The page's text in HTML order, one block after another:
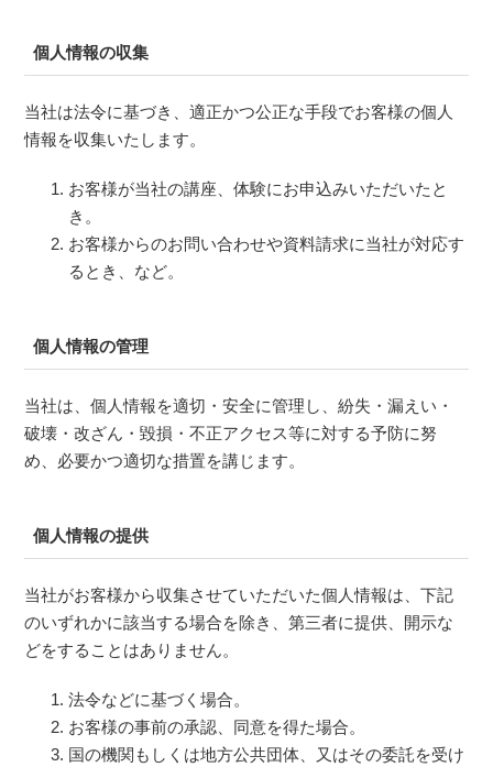
個人情報の収集
当社は法令に基づき、適正かつ公正な手段でお客様の個人
情報を収集いたします。
お客様が当社の講座、体験にお申込みいただいたと
き。
お客様からのお問い合わせや資料請求に当社が対応す
るとき、など。
個人情報の管理
当社は、個人情報を適切・安全に管理し、紛失・漏えい・
破壊・改ざん・毀損・不正アクセス等に対する予防に努
め、必要かつ適切な措置を講じます。
個人情報の提供
当社がお客様から収集させていただいた個人情報は、下記
のいずれかに該当する場合を除き、第三者に提供、開示な
どをすることはありません。
法令などに基づく場合。
お客様の事前の承認、同意を得た場合。
国の機関もしくは地方公共団体、又はその委託を受け